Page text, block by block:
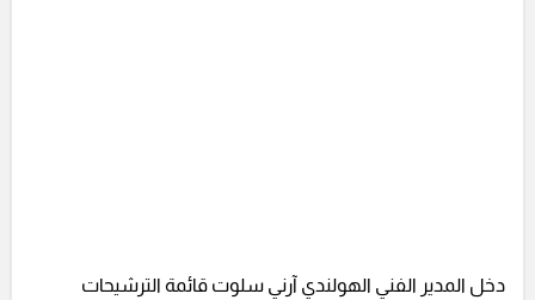
دخل المدير الفني الهولندي آرني سلوت قائمة الترشيحات